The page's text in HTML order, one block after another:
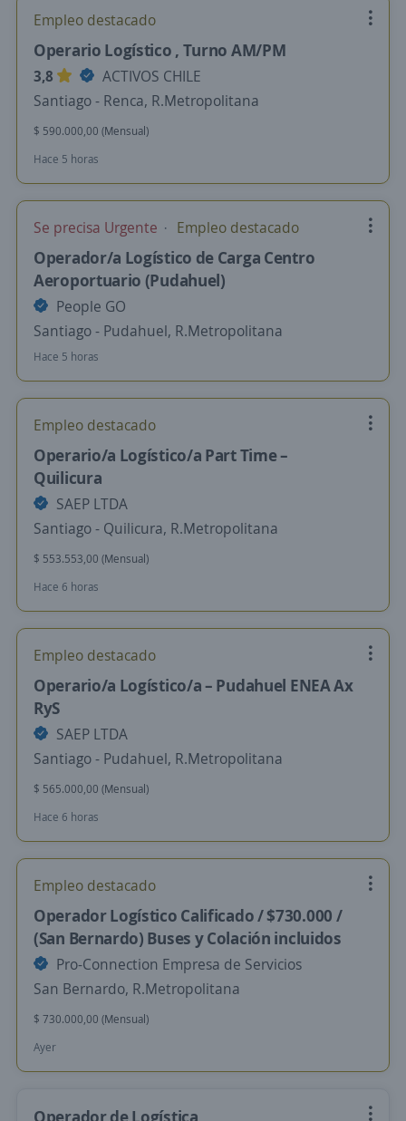
Empleo destacado
Operario Logístico , Turno AM/PM
3,8
ACTIVOS CHILE
Santiago - Renca, R.Metropolitana
$ 590.000,00 (Mensual)
Hace 5 horas
Se precisa Urgente Empleo destacado
Operador/a Logístico de Carga Centro
Aeroportuario (Pudahuel)
People GO
Santiago - Pudahuel, R.Metropolitana
Hace 5 horas
Empleo destacado
Operario/a Logístico/a Part Time –
Quilicura
SAEP LTDA
Santiago - Quilicura, R.Metropolitana
$ 553.553,00 (Mensual)
Hace 6 horas
Empleo destacado
Operario/a Logístico/a – Pudahuel ENEA Ax
RyS
SAEP LTDA
Santiago - Pudahuel, R.Metropolitana
$ 565.000,00 (Mensual)
Hace 6 horas
Empleo destacado
Operador Logístico Calificado / $730.000 /
(San Bernardo) Buses y Colación incluidos
Pro-Connection Empresa de Servicios
San Bernardo, R.Metropolitana
$ 730.000,00 (Mensual)
Ayer
Operador de Logística